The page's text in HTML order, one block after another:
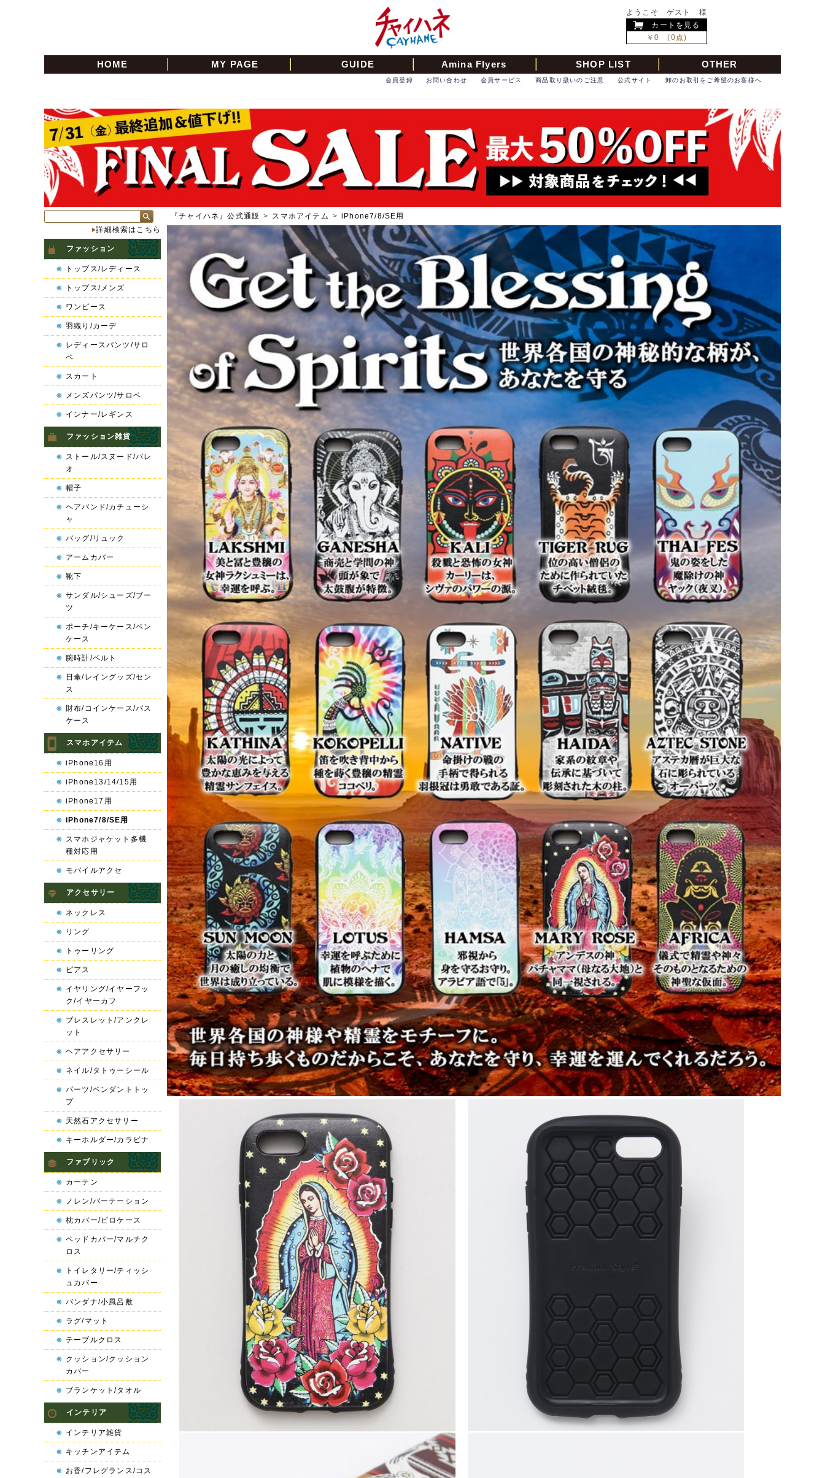
ようこそ ゲスト 様
カートを見る
￥0 (0点)
HOME MY PAGE GUIDE Amina Flyers SHOP LIST OTHER
卸のお取引をご希望のお客様へ
公式サイト
商品取り扱いのご注意
会員サービス
お問い合わせ
会員登録
『チャイハネ』公式通販 > スマホアイテム > iPhone7/8/SE用
詳細検索はこちら
ファッション
トップス/レディース
トップス/メンズ
ワンピース
羽織り/カーデ
レディースパンツ/サロ
ペ
スカート
メンズパンツ/サロペ
インナー/レギンス
ファッション雑貨
ストール/スヌード/パレ
オ
帽子
ヘアバンド/カチューシ
ャ
バッグ/リュック
アームカバー
靴下
サンダル/シューズ/ブー
ツ
ポーチ/キーケース/ペン
ケース
腕時計/ベルト
日傘/レイングッズ/セン
ス
財布/コインケース/パス
ケース
スマホアイテム
iPhone16用
iPhone13/14/15用
iPhone17用
iPhone7/8/SE用
スマホジャケット多機
種対応用
モバイルアクセ
アクセサリー
ネックレス
リング
トゥーリング
ピアス
イヤリング/イヤーフッ
ク/イヤーカフ
ブレスレット/アンクレ
ット
ヘアアクセサリー
ネイル/タトゥーシール
パーツ/ペンダントトッ
プ
天然石アクセサリー
キーホルダー/カラビナ
ファブリック
カーテン
ノレン/パーテーション
枕カバー/ピロケース
ベッドカバー/マルチク
ロス
トイレタリー/ティッシ
ュカバー
バンダナ/小風呂敷
ラグ/マット
テーブルクロス
クッション/クッション
カバー
ブランケット/タオル
インテリア
インテリア雑貨
キッチンアイテム
お香/フレグランス/コス